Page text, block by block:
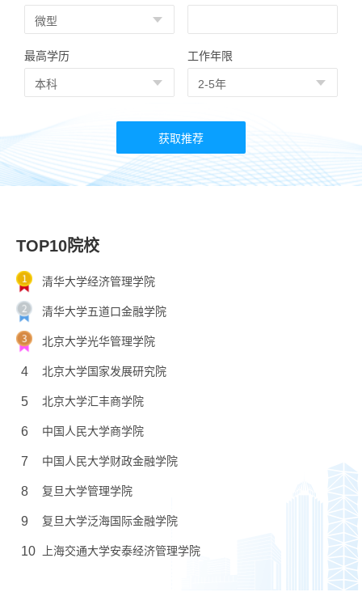
最高学历 工作年限
TOP10院校
清华大学经济管理学院
清华大学五道口金融学院
北京大学光华管理学院
4 北京大学国家发展研究院
5 北京大学汇丰商学院
6 中国人民大学商学院
7 中国人民大学财政金融学院
8 复旦大学管理学院
9 复旦大学泛海国际金融学院
10 上海交通大学安泰经济管理学院